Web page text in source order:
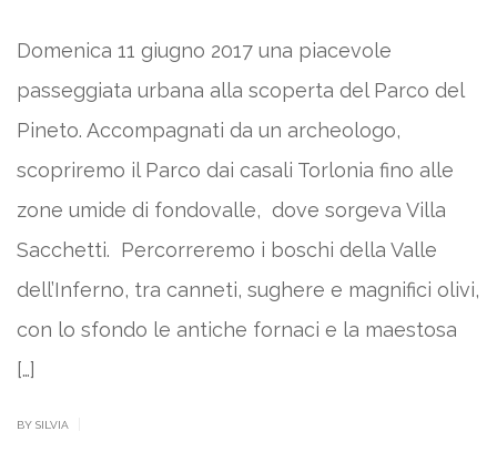
Domenica 11 giugno 2017 una piacevole
passeggiata urbana alla scoperta del Parco del
Pineto. Accompagnati da un archeologo,
scopriremo il Parco dai casali Torlonia fino alle
zone umide di fondovalle, dove sorgeva Villa
Sacchetti. Percorreremo i boschi della Valle
dell’Inferno, tra canneti, sughere e magnifici olivi,
con lo sfondo le antiche fornaci e la maestosa
[…]
BY SILVIA